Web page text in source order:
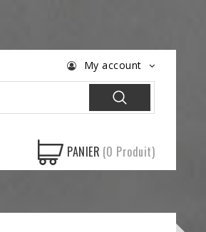
My account
PANIER (0 Produit)